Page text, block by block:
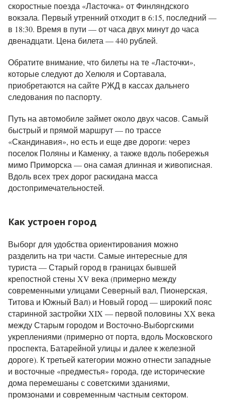
скоростные поезда «Ласточка» от Финляндского
вокзала. Первый утренний отходит в 6:15, последний —
в 18:30. Время в пути — от часа двух минут до часа
двенадцати. Цена билета — 440 рублей.
Обратите внимание, что билеты на те «Ласточки»,
которые следуют до Хелюля и Сортавала,
приобретаются на сайте РЖД в кассах дальнего
следования по паспорту.
Путь на автомобиле займет около двух часов. Самый
быстрый и прямой маршрут — по трассе
«Скандинавия», но есть и еще две дороги: через
поселок Поляны и Каменку, а также вдоль побережья
мимо Приморска — она самая длинная и живописная.
Вдоль всех трех дорог раскидана масса
достопримечательностей.
Как устроен город
Выборг для удобства ориентирования можно
разделить на три части. Самые интересные для
туриста — Старый город в границах бывшей
крепостной стены XV века (примерно между
современными улицами Северный вал, Пионерская,
Титова и Южный Вал) и Новый город — широкий пояс
старинной застройки XIX — первой половины XX века
между Старым городом и Восточно-Выборгскими
укреплениями (примерно от порта, вдоль Московского
проспекта, Батарейной улицы и далее к железной
дороге). К третьей категории можно отнести западные
и восточные «предместья» города, где исторические
дома перемешаны с советскими зданиями,
промзонами и современным частным сектором.